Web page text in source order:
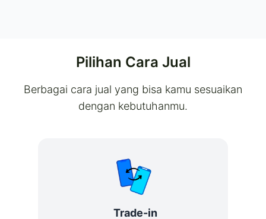
Pilihan Cara Jual
Berbagai cara jual yang bisa kamu sesuaikan
dengan kebutuhanmu.
Trade-in